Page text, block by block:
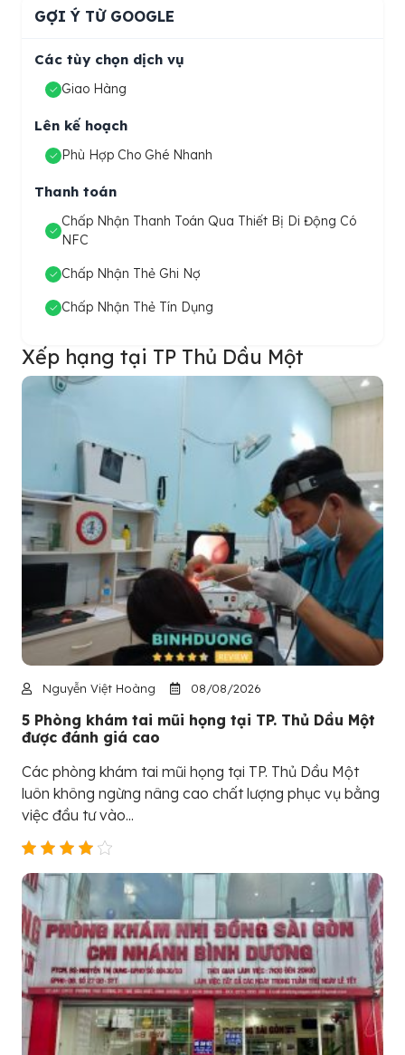
GỢI Ý TỪ GOOGLE
Các tùy chọn dịch vụ
Giao Hàng
Lên kế hoạch
Phù Hợp Cho Ghé Nhanh
Thanh toán
Chấp Nhận Thanh Toán Qua Thiết Bị Di Động Có
NFC
Chấp Nhận Thẻ Ghi Nợ
Chấp Nhận Thẻ Tín Dụng
Xếp hạng tại TP Thủ Dầu Một
Nguyễn Việt Hoàng 08/08/2026
5 Phòng khám tai mũi họng tại TP. Thủ Dầu Một
được đánh giá cao
Các phòng khám tai mũi họng tại TP. Thủ Dầu Một
luôn không ngừng nâng cao chất lượng phục vụ bằng
việc đầu tư vào...